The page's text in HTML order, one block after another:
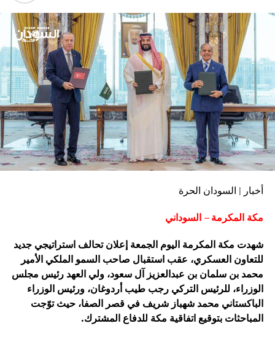
أخبار | السودان الحرة
مكة المكرمة – السوداني
شهدت مكة المكرمة اليوم الجمعة إعلان تحالف استراتيجي جديد
للتعاون العسكري، عقب استقبال صاحب السمو الملكي الأمير
محمد بن سلمان بن عبدالعزيز آل سعود، ولي العهد رئيس مجلس
الوزراء، للرئيس التركي رجب طيب أردوغان، ورئيس الوزراء
الباكستاني محمد شهباز شريف في قصر الصفا، حيث توّجت
المباحثات بتوقيع اتفاقية مكة للدفاع المشترك.